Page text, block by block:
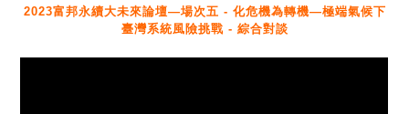
2023富邦永續大未來論壇—場次五 - 化危機為轉機—極端氣候下
臺灣系統風險挑戰 - 綜合對談